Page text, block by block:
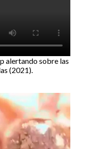
alertando sobre las
(2021).